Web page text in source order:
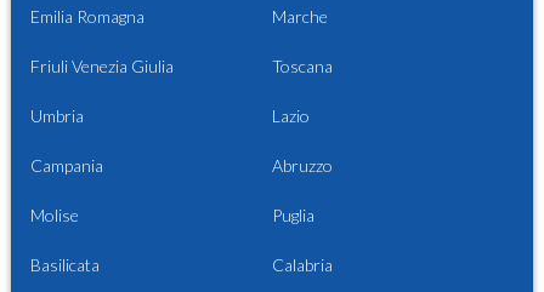
Emilia Romagna Marche
Friuli Venezia Giulia Toscana
Umbria Lazio
Campania Abruzzo
Molise Puglia
Basilicata Calabria